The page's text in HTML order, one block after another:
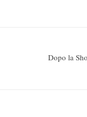
Dopo la